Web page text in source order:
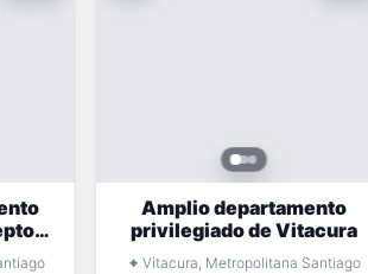
Amplio departamento
privilegiado de Vitacura
⌖ Vitacura, Metropolitana Santiago